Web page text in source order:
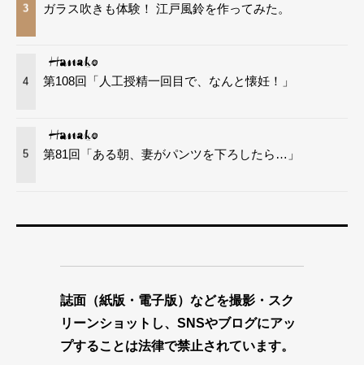
3 ガラス吹きも体験！ 江戸風鈴を作ってみた。
4 第108回「人工授精一回目で、なんと懐妊！」
5 第81回「ある朝、妻がパンツを下ろしたら…」
誌面（紙版・電子版）などを撮影・スク
リーンショットし、SNSやブログにアッ
プすることは法律で禁止されています。